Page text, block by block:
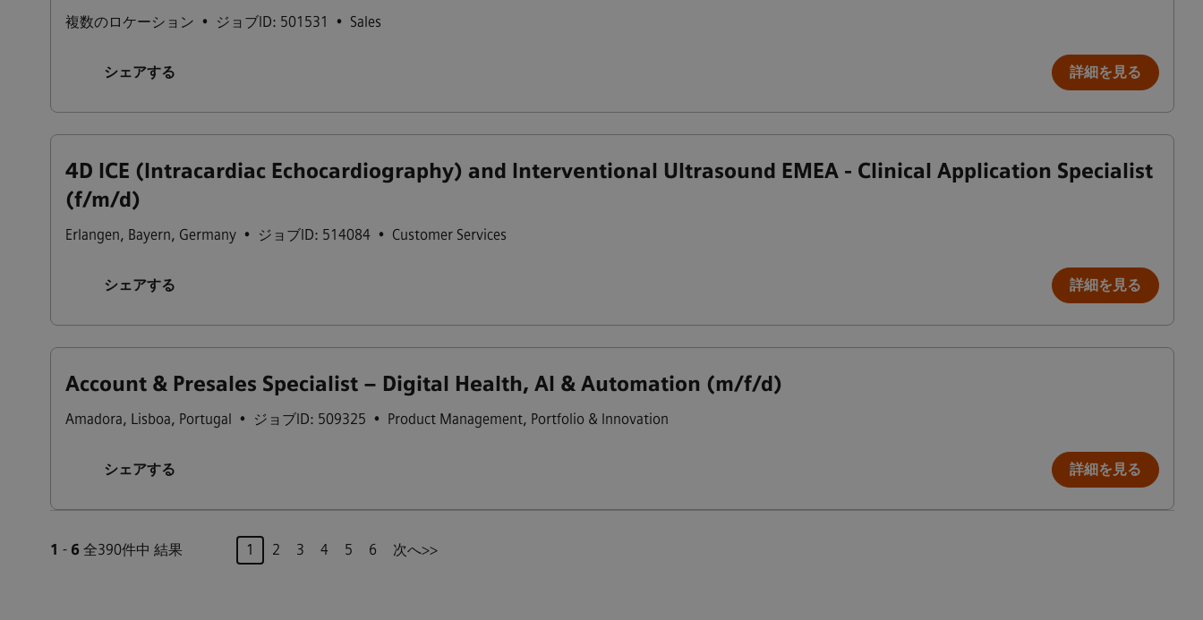
複数のロケーション • ジョブID: 501531 • Sales
シェアする 詳細を見る
4D ICE (Intracardiac Echocardiography) and Interventional Ultrasound EMEA - Clinical Application Specialist
(f/m/d)
Erlangen, Bayern, Germany • ジョブID: 514084 • Customer Services
シェアする 詳細を見る
Account & Presales Specialist – Digital Health, AI & Automation (m/f/d)
Amadora, Lisboa, Portugal • ジョブID: 509325 • Product Management, Portfolio & Innovation
シェアする 詳細を見る
1 - 6 全390件中 結果 ページ
1 2 3 4 5 6 次へ>>